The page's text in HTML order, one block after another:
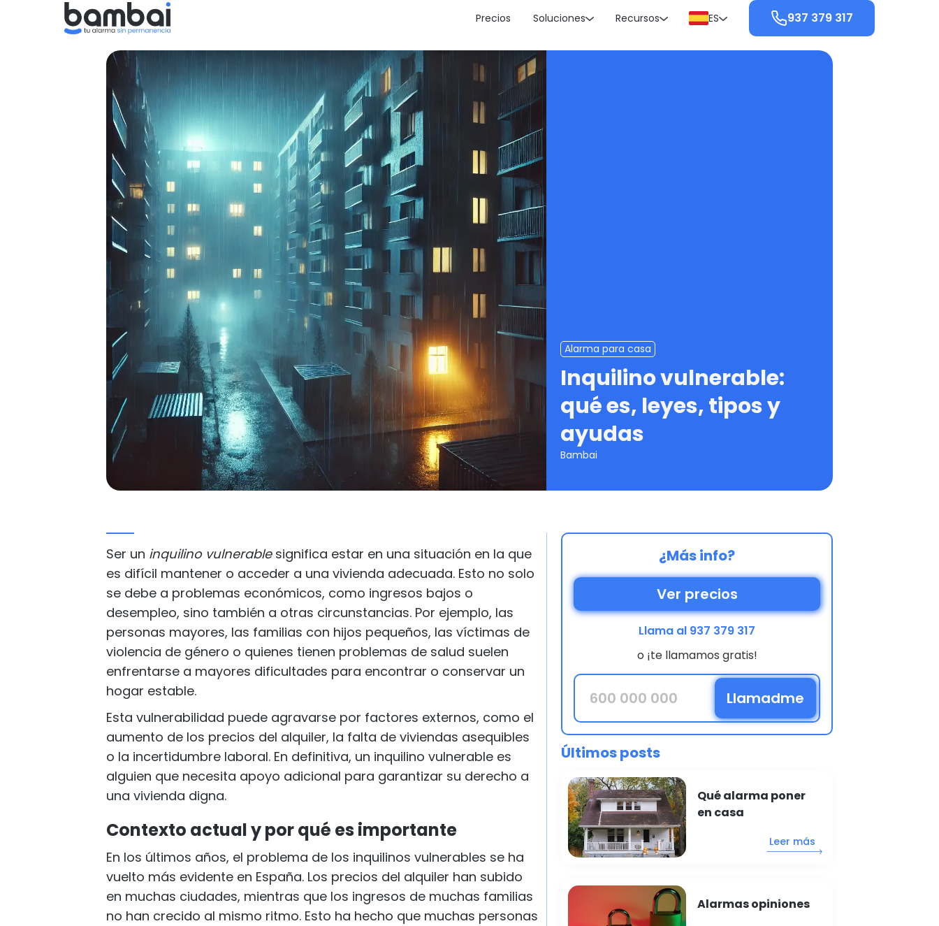
Precios Soluciones Recursos ES 937 379 317
Alarma para casa
Inquilino vulnerable:
qué es, leyes, tipos y
ayudas
Bambai
Ser un inquilino vulnerablesignifica estar en una situación en la que
es difícil mantener o acceder a una vivienda adecuada. Esto no solo
se debe a problemas económicos, como ingresos bajos o
desempleo, sino también a otras circunstancias. Por ejemplo, las
personas mayores, las familias con hijos pequeños, las víctimas de
violencia de género o quienes tienen problemas de salud suelen
enfrentarse a mayores dificultades para encontrar o conservar un
hogar estable.
Esta vulnerabilidad puede agravarse por factores externos, como el
aumento de los precios del alquiler, la falta de viviendas asequibles
o la incertidumbre laboral. En definitiva, un inquilino vulnerable es
alguien que necesita apoyo adicional para garantizar su derecho a
una vivienda digna.
Contexto actual y por qué es importante
En los últimos años, el problema de los inquilinos vulnerables se ha
vuelto más evidente en España. Los precios del alquiler han subido
en muchas ciudades, mientras que los ingresos de muchas familias
no han crecido al mismo ritmo. Esto ha hecho que muchas personas
¿Más info?
Ver precios
Llama al 937 379 317
o ¡te llamamos gratis!
Últimos posts
Qué alarma poner
en casa
Leer más
Alarmas opiniones